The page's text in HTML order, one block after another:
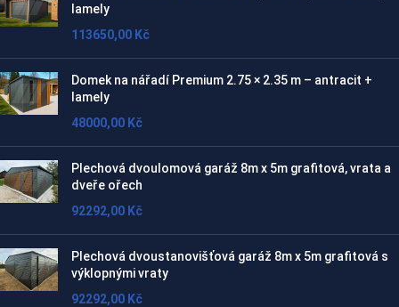
lamely
113650,00 Kč
Domek na nářadí Premium 2.75 × 2.35 m – antracit +
lamely
48000,00 Kč
Plechová dvoulomová garáž 8m x 5m grafitová, vrata a
dveře ořech
92292,00 Kč
Plechová dvoustanovišťová garáž 8m x 5m grafitová s
výklopnými vraty
92292,00 Kč